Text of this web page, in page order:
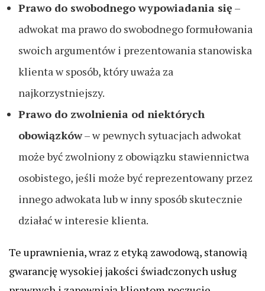
Prawo do swobodnego wypowiadania się –
adwokat ma prawo do swobodnego formułowania
swoich argumentów i prezentowania stanowiska
klienta w sposób, który uważa za
najkorzystniejszy.
Prawo do zwolnienia od niektórych
obowiązków– w pewnych sytuacjach adwokat
może być zwolniony z obowiązku stawiennictwa
osobistego, jeśli może być reprezentowany przez
innego adwokata lub w inny sposób skutecznie
działać w interesie klienta.
Te uprawnienia, wraz z etyką zawodową, stanowią
gwarancję wysokiej jakości świadczonych usług